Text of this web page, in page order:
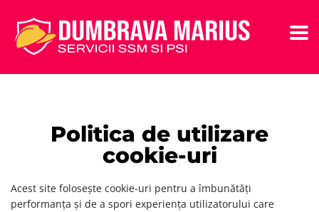
Politica de utilizare
cookie-uri
Acest site folosește cookie-uri pentru a îmbunătăți
performanța și de a spori experiența utilizatorului care